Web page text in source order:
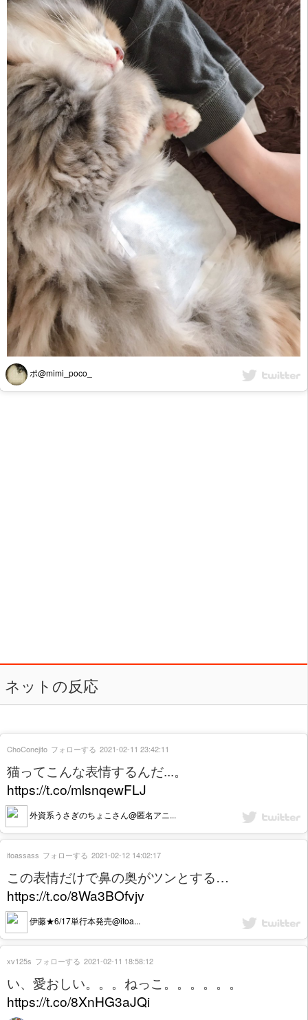
ポ@mimi_poco_
ネットの反応
猫ってこんな表情するんだ...。
https://t.co/mlsnqewFLJ
外資系うさぎのちょこさん@匿名アニ...
ChoConejito フォローする 2021-02-11 23:42:11
この表情だけで鼻の奥がツンとする…
https://t.co/8Wa3BOfvjv
伊藤★6/17単行本発売@itoa...
itoassass フォローする 2021-02-12 14:02:17
い、愛おしい。。。ねっこ。。。。。。
https://t.co/8XnHG3aJQi
xv125s フォローする 2021-02-11 18:58:12